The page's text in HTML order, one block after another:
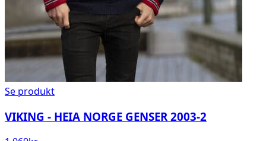
Se produkt
VIKING - HEIA NORGE GENSER 2003-2